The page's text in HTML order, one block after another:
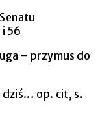
56
– przymus do
dziś… op. cit, s.